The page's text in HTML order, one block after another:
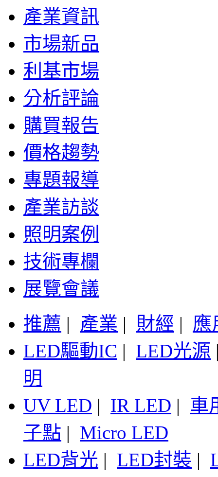
產業資訊
市場新品
利基市場
分析評論
購買報告
價格趨勢
專題報導
產業訪談
照明案例
技術專欄
展覽會議
推薦 | 產業 | 財經 | 應
LED驅動IC | LED光源
明
UV LED | IR LED | 車
子點 | Micro LED
LED背光 | LED封裝 |